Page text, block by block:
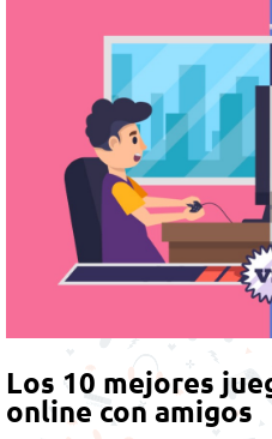
Los 10 mejores
online con amigos